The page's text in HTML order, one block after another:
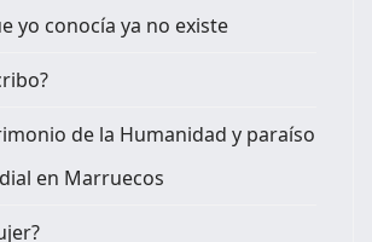
yo conocía ya no existe
de la Humanidad y paraíso
en Marruecos